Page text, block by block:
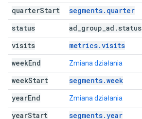
quarterStart
segments.quarter
status
ad group ad . status
visits
metrics.visits
weekEnd Zmiana działania
weekStart
segments.week
yearEnd Zmiana działania
yearStart segments.year